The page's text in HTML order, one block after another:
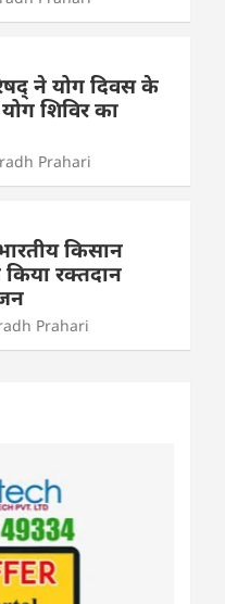
ने योग दिवस के
शिविर का
Prahari
किसान
रक्तदान
Prahari